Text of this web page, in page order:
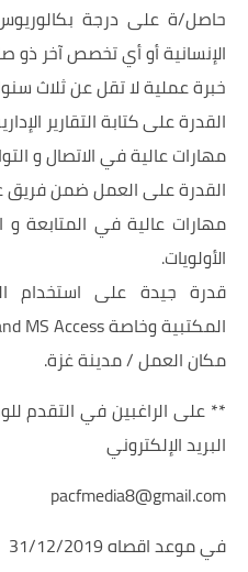
حاصل/ة على درجة
الإنسانية أو أي تخصص آخر ذو
خبرة عملية لا تقل عن ثلاث
القدرة على كتابة التقارير
مهارات عالية في الاتصال و
القدرة على العمل ضمن
مهارات عالية في المتابعة و
الأولويات.
قدرة جيدة على استخدام
المكتبية وخاصة MS Word, Excel and MS Access
مكان العمل / مدينة غزة.
** على الراغبين في التقدم
البريد الإلكتروني
pacfmedia8@gmail.com
في موعد اقصاه 31/12/2019